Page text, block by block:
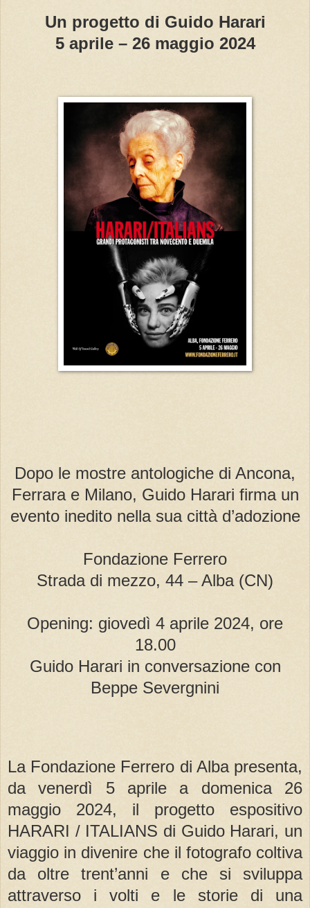
Un progetto di Guido Harari
5 aprile – 26 maggio 2024
Dopo le mostre antologiche di Ancona,
Ferrara e Milano, Guido Harari firma un
evento inedito nella sua città d’adozione
Fondazione Ferrero
Strada di mezzo, 44 – Alba (CN)
Opening: giovedì 4 aprile 2024, ore
18.00
Guido Harari in conversazione con
Beppe Severgnini
La Fondazione Ferrero di Alba presenta,
da venerdì 5 aprile a domenica 26
maggio 2024, il progetto espositivo
HARARI / ITALIANS di Guido Harari, un
viaggio in divenire che il fotografo coltiva
da oltre trent’anni e che si sviluppa
attraverso i volti e le storie di una